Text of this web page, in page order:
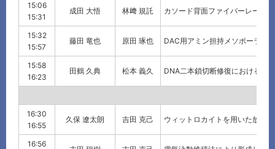
15:06
15:31
成田 大悟 林﨑 規託 カソード背面ファイバーレーザ
15:32
15:57
藤田 竜也 原田 琢也 DAC用アミン担持メソポーラス
15:58
16:23
田鶴 久典 松本 義久 DNA二本鎖切断修復における
16:30
16:55
久保 遼太朗 吉田 克己 ウィットロカイトを用いた放射
16:56